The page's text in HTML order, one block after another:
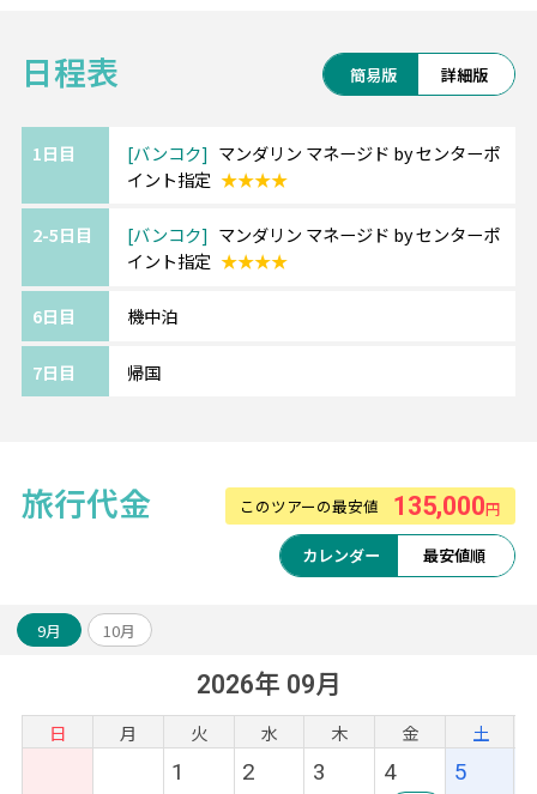
MBKショッピングセンター、タニヤやパッポ
ンなどへアクセス抜群！
設されています。
全室ウォシュレット完備。
＜最寄駅＞
BTS「サムヤーン駅」 徒歩5分
【タイ・ベトジェットエア利用】
日程表 簡易版 詳細版
1日目 バンコク
マンダリン マネージド by センターポ
イント指定 ★★★★
2-5日目 バンコク
マンダリン マネージド by センターポ
イント指定 ★★★★
6日目 機中泊
7日目 帰国
旅行代金 このツアーの最安値 135,000円
カレンダー 最安値順
9月 10月
2026年 09月
日 月 火 水 木 金 土
1 2 3 4 5